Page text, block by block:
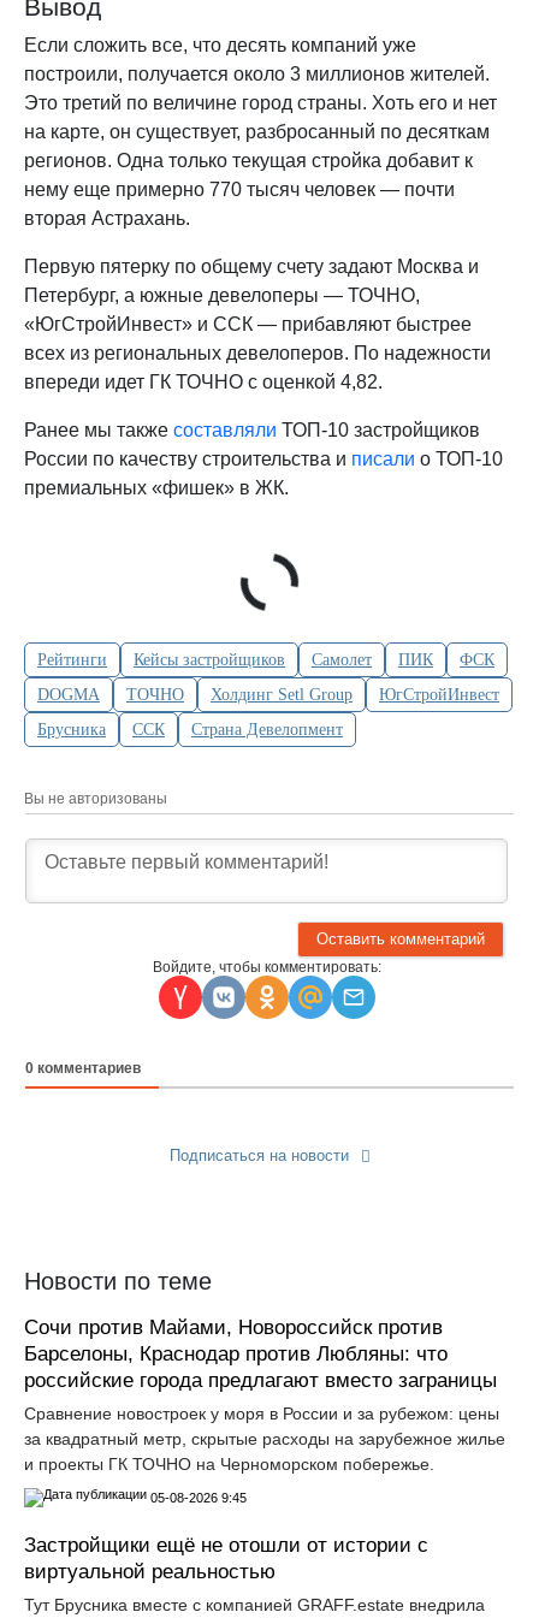
Вывод
Если сложить все, что десять компаний уже
построили, получается около 3 миллионов жителей.
Это третий по величине город страны. Хоть его и нет
на карте, он существует, разбросанный по десяткам
регионов. Одна только текущая стройка добавит к
нему еще примерно 770 тысяч человек — почти
вторая Астрахань.
Первую пятерку по общему счету задают Москва и
Петербург, а южные девелоперы — ТОЧНО,
«ЮгСтройИнвест» и ССК — прибавляют быстрее
всех из региональных девелоперов. По надежности
впереди идет ГК ТОЧНО с оценкой 4,82.
Ранее мы также составляли ТОП-10 застройщиков
России по качеству строительства и писали о ТОП-10
премиальных «фишек» в ЖК.
Рейтинги Кейсы застройщиков Самолет ПИК
ФСК
DOGMA
ТОЧНО Холдинг Setl Group
ЮгСтройИнвест
Брусника
ССК Страна Девелопмент
Вы не авторизованы
Войдите, чтобы комментировать:
0 комментариев
Подписаться на новости
Новости по теме
Сочи против Майами, Новороссийск против
Барселоны, Краснодар против Любляны: что
российские города предлагают вместо заграницы
Сравнение новостроек у моря в России и за рубежом: цены
за квадратный метр, скрытые расходы на зарубежное жилье
и проекты ГК ТОЧНО на Черноморском побережье.
05-08-2026 9:45
Застройщики ещё не отошли от истории с
виртуальной реальностью
Тут Брусника вместе с компанией GRАFF.еstate внедрила